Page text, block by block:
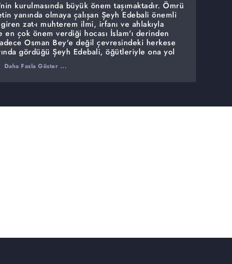
kurulmasında büyük önem taşımaktadır. Ömrü
yanında olmaya çalışan Şeyh Edebali önemli
zat-ı muhterem ilmi, irfanı ve ahlakıyla
çok önem verdiği hocası İslam'ı derinden
Osman Bey'e değil çevresindeki herkese
gördüğü Şeyh Edebali, öğütleriyle ona yol
Daha Fazla Göster ...